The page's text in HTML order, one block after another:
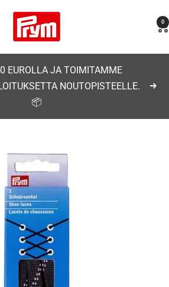
Prym 0
EUROLLA JA TOIMITAMME
NOUTOPISTEELLE.
📦